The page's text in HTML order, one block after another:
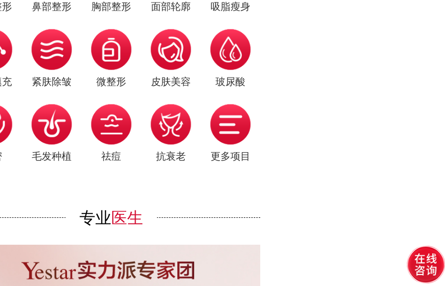
鼻部整形 胸部整形 面部轮廓 吸脂瘦身
充 紧肤除皱 微整形 皮肤美容 玻尿酸
毛发种植 祛痘 抗衰老 更多项目
专业医生